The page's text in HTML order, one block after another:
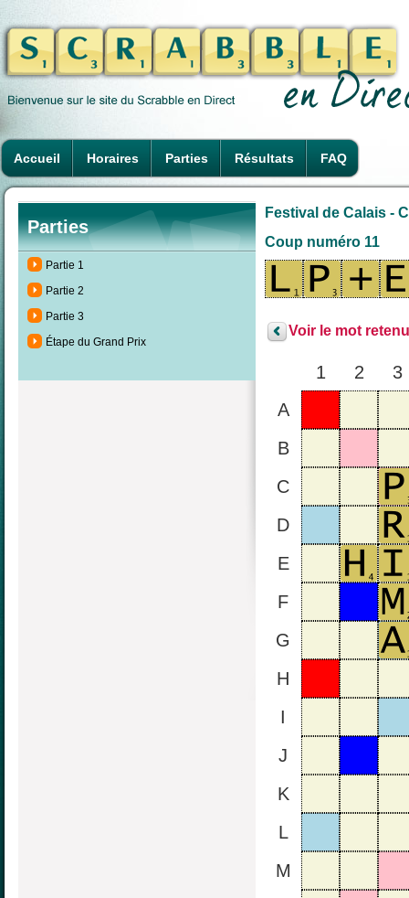
Accueil Horaires Parties Résultats FAQ
Parties
Partie 1
Partie 2
Partie 3
Étape du Grand Prix
Festival de Calais -
Coup numéro 11
Voir le mot
1 2
3
A
B
C
D
E
F
G
H
I
J
K
L
M